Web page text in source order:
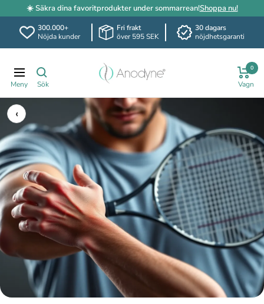
☀️ Säkra dina favoritprodukter under sommarrean!Shoppa nu!
300.000+
Nöjda kunder
Fri frakt
över 595 SEK
30 dagars
nöjdhetsgaranti
innehållet
Navigering
Anodyne.se 0
‹